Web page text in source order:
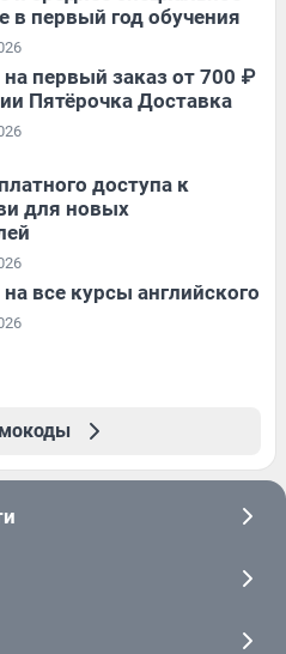
в первый год обучения
первый заказ от 700 ₽
Пятёрочка Доставка
доступа к
для новых
все курсы английского